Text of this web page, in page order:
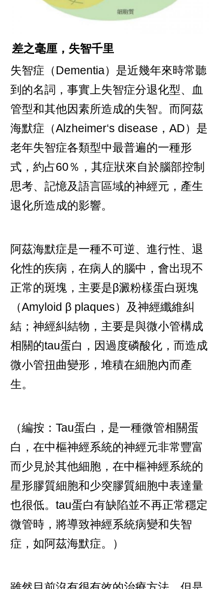
差之毫厘，失智千里
失智症（Dementia）是近幾年來時常聽
到的名詞，事實上失智症分退化型、血
管型和其他因素所造成的失智。而阿茲
海默症（Alzheimer‘s disease，AD）是
老年失智症各類型中最普遍的一種形
式，約占60％，其症狀來自於腦部控制
思考、記憶及語言區域的神經元，產生
退化所造成的影響。
阿茲海默症是一種不可逆、進行性、退
化性的疾病，在病人的腦中，會出現不
正常的斑塊，主要是β澱粉樣蛋白斑塊
（Amyloid β plaques）及神經纖維糾
結；神經糾結物，主要是與微小管構成
相關的tau蛋白，因過度磷酸化，而造成
微小管扭曲變形，堆積在細胞內而產
生。
（編按：Tau蛋白，是一種微管相關蛋
白 ，在中樞神經系統的神經元非常豐富
而少見於其他細胞，在中樞神經系統的
星形膠質細胞和少突膠質細胞中表達量
也很低。tau蛋白有缺陷並不再正常穩定
微管時，將導致神經系統病變和失智
症 ，如阿茲海默症。）